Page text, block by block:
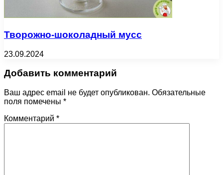
Творожно-шоколадный мусс
23.09.2024
Добавить комментарий
Ваш адрес email не будет опубликован. Обязательные
поля помечены *
Комментарий *